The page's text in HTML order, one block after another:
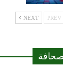
NEXT
صحافة